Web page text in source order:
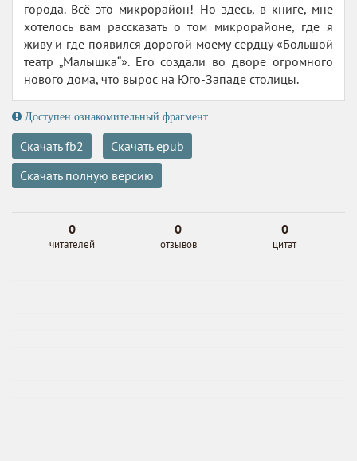
города. Всё это микрорайон! Но здесь, в книге, мне
хотелось вам рассказать о том микрорайоне, где я
живу и где появился дорогой моему сердцу «Большой
театр „Малышка“». Его создали во дворе огромного
нового дома, что вырос на Юго-Западе столицы.
Доступен ознакомительный фрагмент
Скачать fb2
Скачать epub
Скачать полную версию
0
читателей
0
отзывов
0
цитат